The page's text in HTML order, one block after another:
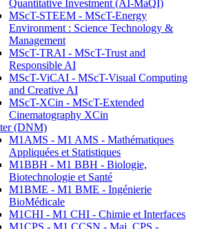
Quantitative Investment (AI-MaQI)
MScT-STEEM - MScT-Energy
Environment : Science Technology &
Management
MScT-TRAI - MScT-Trust and
Responsible AI
MScT-ViCAI - MScT-Visual Computing
and Creative AI
MScT-XCin - MScT-Extended
Cinematography XCin
(DNM)
M1AMS - M1 AMS - Mathématiques
Appliquées et Statistiques
M1BBH - M1 BBH - Biologie,
Biotechnologie et Santé
M1BME - M1 BME - Ingénierie
BioMédicale
M1CHI - M1 CHI - Chimie et Interfaces
M1CPS - M1 CCSN - Maj. CPS -